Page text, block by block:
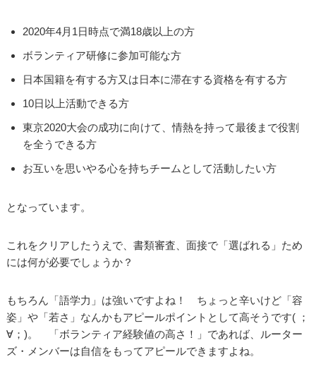
2020年4月1日時点で満18歳以上の方
ボランティア研修に参加可能な方
日本国籍を有する方又は日本に滞在する資格を有する方
10日以上活動できる方
東京2020大会の成功に向けて、情熱を持って最後まで役割
を全うできる方
お互いを思いやる心を持ちチームとして活動したい方
となっています。
これをクリアしたうえで、書類審査、面接で「選ばれる」ため
には何が必要でしょうか？
もちろん「語学力」は強いですよね！ ちょっと辛いけど「容
姿」や「若さ」なんかもアピールポイントとして高そうです( ；
∀；)。 「ボランティア経験値の高さ！」であれば、ルーター
ズ・メンバーは自信をもってアピールできますよね。